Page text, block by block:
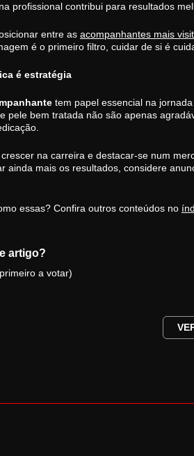
profissional contribui para resultados
entre as acompanhantes mais
é o primeiro filtro, cuidar de si é
é estratégia
tem papel essencial na
pele bem tratada não são apenas
na carreira e destacar-se num
ainda mais os resultados, considere
essas? Confira outros conteúdos no
artigo?
a votar)